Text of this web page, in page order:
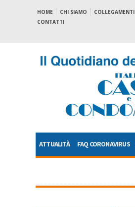
HOME CHI SIAMO COLLEGAMENTI
CONTATTI
ATTUALITÀ FAQ CORONAVIRUS